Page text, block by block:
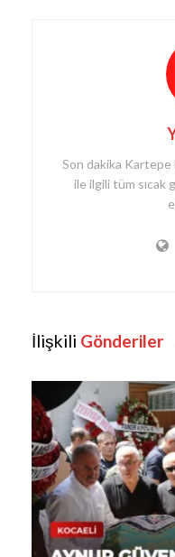
Son dakika
ile ilgili tüm sıcak
İlişkili Gönderiler